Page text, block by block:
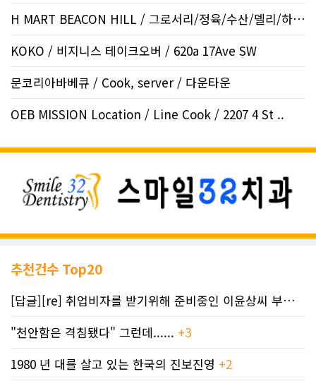
H MART BEACON HILL / 그로서리/정육/수산/델리/하우스..
KOKO / 비지니스 테이크오버 / 620a 17Ave SW
문코리아바베큐 / Cook, server / 다운타운
OEB MISSION Location / Line Cook / 2207 4 St ..
추천건수 Top20
[답글][re] 취업비자를 받기위해 준비중인 이윤상씨 부부께 드리는 편지
"천안함은 격침됐다" 그런데...... +3
1980 년 대를 살고 있는 한국의 진보진영 +2